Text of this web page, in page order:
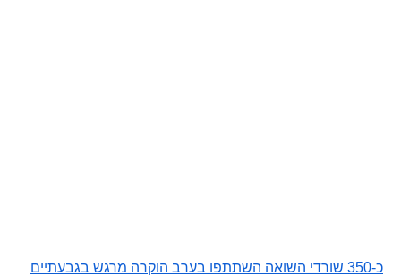
כ-350 שורדי השואה השתתפו בערב הוקרה מרגש בגבעתיים